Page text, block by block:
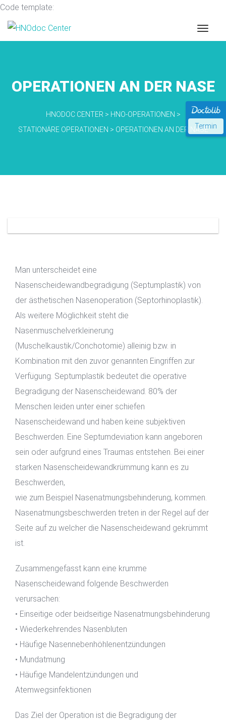
Code template:
Termin
OPERATIONEN AN DER NASE
HNODOC CENTER > HNO-OPERATIONEN >
STATIONÄRE OPERATIONEN > OPERATIONEN AN DER NASE
Man unterscheidet eine
Nasenscheidewandbegradigung (Septumplastik) von
der ästhetischen Nasenoperation (Septorhinoplastik).
Als weitere Möglichkeit steht die
Nasenmuschelverkleinerung
(Muschelkaustik/Conchotomie) alleinig bzw. in
Kombination mit den zuvor genannten Eingriffen zur
Verfügung. Septumplastik bedeutet die operative
Begradigung der Nasenscheidewand. 80% der
Menschen leiden unter einer schiefen
Nasenscheidewand und haben keine subjektiven
Beschwerden. Eine Septumdeviation kann angeboren
sein oder aufgrund eines Traumas entstehen. Bei einer
starken Nasenscheidewandkrümmung kann es zu
Beschwerden,
wie zum Beispiel Nasenatmungsbehinderung, kommen.
Nasenatmungsbeschwerden treten in der Regel auf der
Seite auf zu welcher die Nasenscheidewand gekrümmt
ist.
Zusammengefasst kann eine krumme
Nasenscheidewand folgende Beschwerden
verursachen:
• Einseitige oder beidseitige Nasenatmungsbehinderung
• Wiederkehrendes Nasenbluten
• Häufige Nasennebenhöhlenentzündungen
• Mundatmung
• Häufige Mandelentzündungen und
Atemwegsinfektionen
Das Ziel der Operation ist die Begradigung der